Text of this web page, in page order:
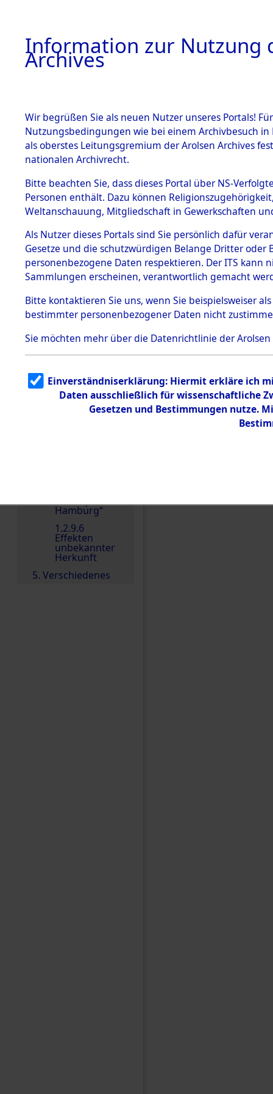
BESTÄNDE
1.
Inhaftierungsdoku
mente
1.2.9 Beim ITS
Effekten
1.2.9.1
Effekten aus
dem KZ
Dachau
1.2.9.2
Effekten aus
dem KZ
Bayerisches
1.2.9.3
Effekten aus
dem KZ
Neuengamm
Hamburg“
1.2.9.6
Effekten
unbekannter
Herkunft
5. Verschiedenes
0020
Einen Kommentar
Information zur Nutzung
Archives
Wir begrüßen Sie als neuen Nutzer unseres Portals!
Nutzungsbedingungen wie bei einem Archivbesuch
als oberstes Leitungsgremium der Arolsen Archives
nationalen Archivrecht.
Bitte beachten Sie, dass dieses Portal über NS-
Personen enthält. Dazu können
Weltanschauung, Mitgliedschaft in Gewerkschaften
Als Nutzer dieses Portals sind Sie persönlich dafür
Gesetze und die schutzwürdigen Belange Dritter
personenbezogene Daten respektieren. Der ITS
Sammlungen erscheinen, verantwortlich gemacht
Bitte kontaktieren Sie uns, wenn Sie beispielsweiser
bestimmter personenbezogener Daten nicht
Sie möchten mehr über die Datenrichtlinie der Arolsen
Einverständniserklärung: Hiermit erkläre ich
Daten ausschließlich für wissenschaftliche
Gesetzen und Bestimmungen nutze.